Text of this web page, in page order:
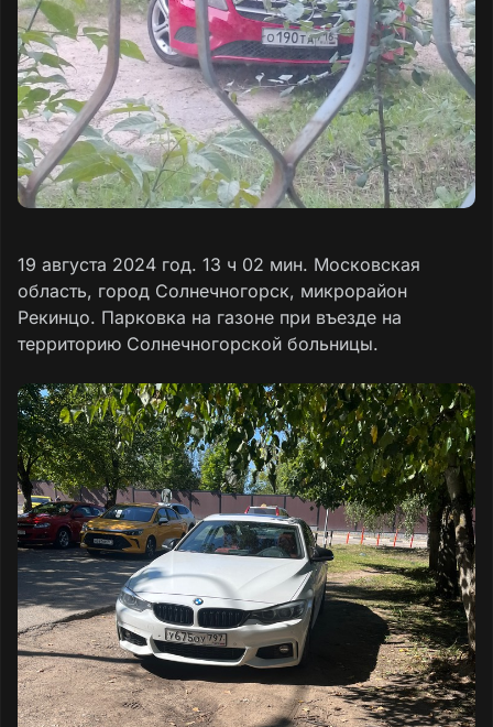
19 августа 2024 год. 13 ч 02 мин. Московская
область, город Солнечногорск, микрорайон
Рекинцо. Парковка на газоне при въезде на
территорию Солнечногорской больницы.